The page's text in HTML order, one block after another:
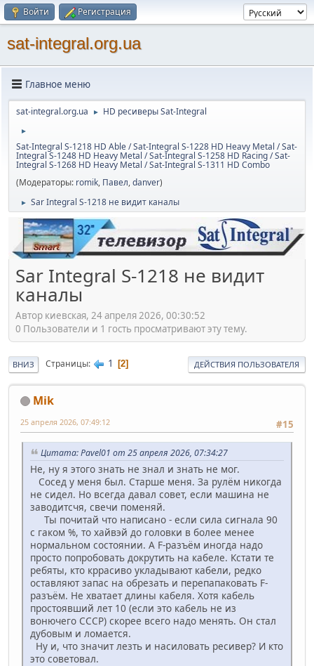
Войти Регистрация
sat-integral.org.ua
Главное меню
sat-integral.org.ua ► HD ресиверы Sat-Integral
►
Sat-Integral S-1218 HD Able / Sat-Integral S-1228 HD Heavy Metal / Sat-
Integral S-1248 HD Heavy Metal / Sat-Integral S-1258 HD Racing / Sat-
Integral S-1268 HD Heavy Metal / Sat-Integral S-1311 HD Combo
(Модераторы: romik, Павел,danver)
► Sar Integral S-1218 не видит каналы
Sar Integral S-1218 не видит
каналы
Автор киевская, 24 апреля 2026, 00:30:52
0 Пользователи и 1 гость просматривают эту тему.
ВНИЗ Страницы 1 2 ДЕЙСТВИЯ ПОЛЬЗОВАТЕЛЯ
Mik
#15
25 апреля 2026, 07:49:12
Цитата: Pavel01 от 25 апреля 2026, 07:34:27
Не, ну я этого знать не знал и знать не мог.
Сосед у меня был. Старше меня. За рулём никогда
не сидел. Но всегда давал совет, если машина не
заводитсчя, свечи поменяй.
Ты почитай что написано - если сила сигнала 90
с гаком %, то хайвэй до головки в более менее
нормальном состоянии. А F-разъём иногда надо
просто попробовать докрутить на кабеле. Кстати те
ребяты, кто кррасиво укладывают кабели, редко
оставляют запас на обрезать и перепапаковать F-
разъём. Не хватает длины кабеля. Хотя кабель
простоявший лет 10 (если это кабель не из
вонючего СССР) скорее всего надо менять. Он стал
дубовым и ломается.
Ну и, что значит лезть и насиловать ресивер? И кто
это советовал.